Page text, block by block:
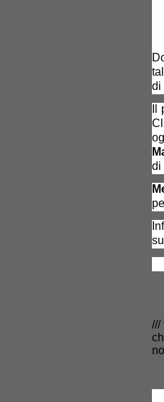
di
di
///